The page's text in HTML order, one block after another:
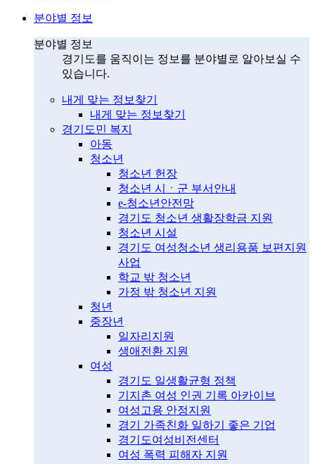
분야별 정보
분야별 정보
경기도를 움직이는 정보를 분야별로 알아보실 수
있습니다.
내게 맞는 정보찾기
내게 맞는 정보찾기
경기도민 복지
아동
청소년
청소년 헌장
청소년 시ㆍ군 부서안내
e-청소년안전망
경기도 청소년 생활장학금 지원
청소년 시설
경기도 여성청소년 생리용품 보편지원
사업
학교 밖 청소년
가정 밖 청소년 지원
청년
중장년
일자리지원
생애전환 지원
여성
경기도 일생활균형 정책
기지촌 여성 인권 기록 아카이브
여성고용 안정지원
경기 가족친화 일하기 좋은 기업
경기도여성비전센터
여성 폭력 피해자 지원